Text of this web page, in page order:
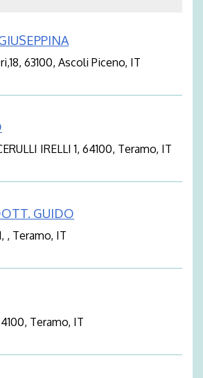
63100, Ascoli Piceno, IT
IRELLI 1, 64100, Teramo, IT
GUIDO
, Teramo, IT
Teramo, IT